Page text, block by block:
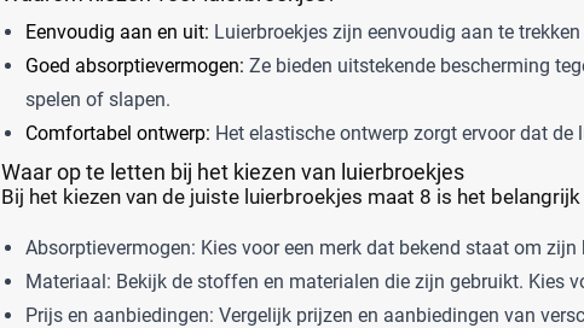
Eenvoudig aan en uit: Luierbroekjes zijn eenvoudig aan te
Goed absorptievermogen: Ze bieden uitstekende bescherming
spelen of slapen.
Comfortabel ontwerp: Het elastische ontwerp zorgt ervoor dat
Waar op te letten bij het kiezen van luierbroekjes
Bij het kiezen van de juiste luierbroekjes maat 8 is het
Absorptievermogen: Kies voor een merk dat bekend staat om
Materiaal: Bekijk de stoffen en materialen die zijn gebruikt. Kies
Prijs en aanbiedingen: Vergelijk prijzen en aanbiedingen van